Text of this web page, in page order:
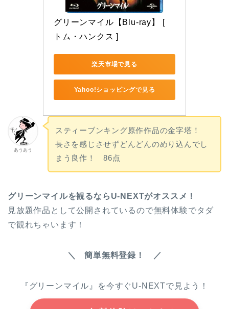
グリーンマイル【Blu-ray】 [
トム・ハンクス ]
楽天市場で見る
Yahoo!ショッピングで見る
あうあう
スティーブンキング原作作品の金字塔！
長さを感じさせずどんどんのめり込んでし
まう良作！ 86点
グリーンマイルを観るならU-NEXTがオススメ！
見放題作品として公開されているので無料体験でタダ
で観れちゃいます！
＼ 簡単無料登録！ ／
『グリーンマイル』を今すぐU-NEXTで見よう！